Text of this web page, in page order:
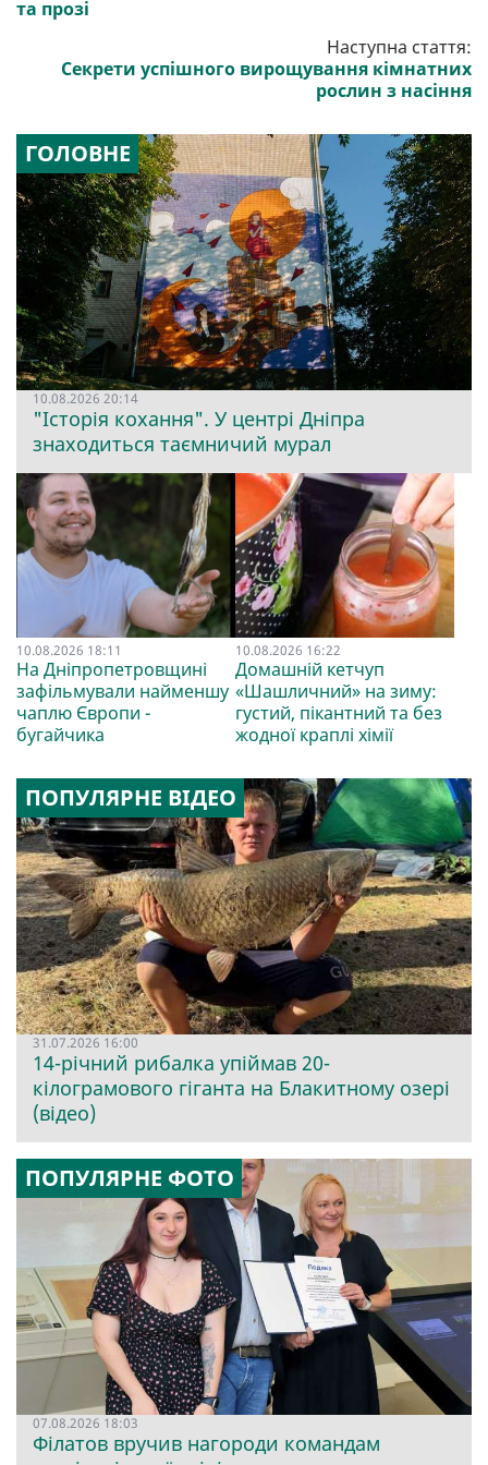
та прозі
Наступна стаття:
Секрети успішного вирощування кімнатних
рослин з насіння
ГОЛОВНЕ
10.08.2026 20:14
"Історія кохання". У центрі Дніпра
знаходиться таємничий мурал
10.08.2026 18:11
На Дніпропетровщині
зафільмували найменшу
чаплю Європи -
бугайчика
10.08.2026 16:22
Домашній кетчуп
«Шашличний» на зиму:
густий, пікантний та без
жодної краплі хімії
ПОПУЛЯРНЕ ВІДЕО
31.07.2026 16:00
14-річний рибалка упіймав 20-
кілограмового гіганта на Блакитному озері
(відео)
ПОПУЛЯРНЕ ФОТО
07.08.2026 18:03
Філатов вручив нагороди командам